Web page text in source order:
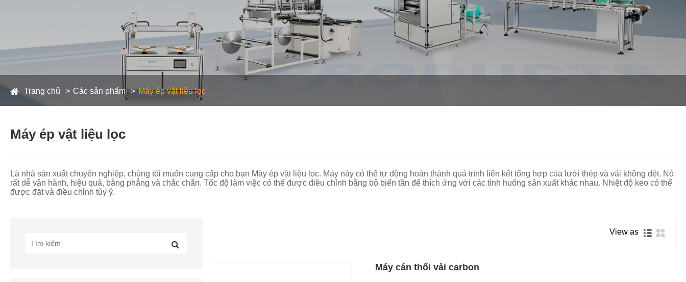
বাংলা ভাষার Dansk Suomi
Pilipino Türkçe Gaeilge
தமிழ் తెలుగు नेपाली
Lietuvos Eesti Keel Română
Trang chủ Các sản phẩm Máy ép vật liệu lọc
Máy ép vật liệu lọc
Là nhà sản xuất chuyên nghiệp, chúng tôi muốn cung cấp cho bạn Máy ép vật liệu lọc. Máy này có thể tự động hoàn thành quá trình liên kết tổng hợp của lưới thép và vải không dệt. Nó
rất dễ vận hành, hiệu quả, bằng phẳng và chắc chắn. Tốc độ làm việc có thể được điều chỉnh bằng bộ biến tần để thích ứng với các tình huống sản xuất khác nhau. Nhiệt độ keo có thể
được đặt và điều chỉnh tùy ý.
View as
Máy cán thổi vải carbon